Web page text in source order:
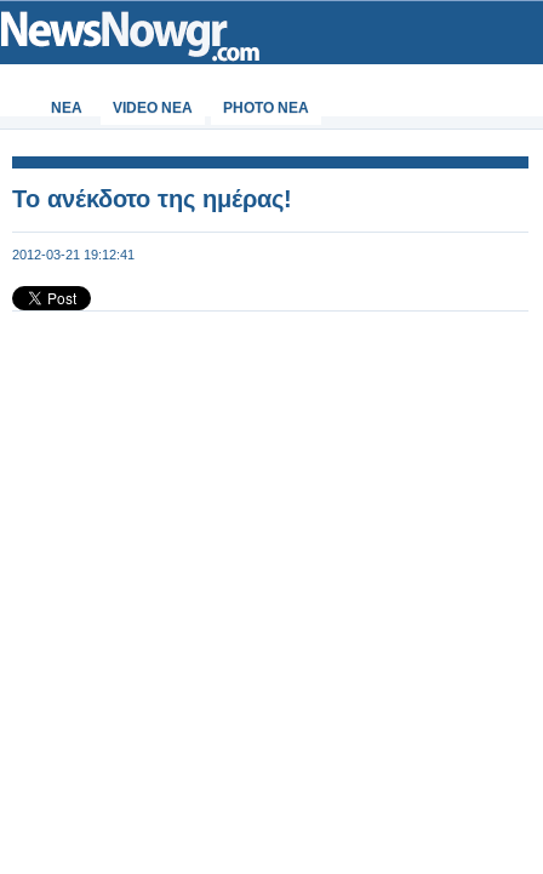
ΝΕΑ VIDEO NEA PHOTO NEA
Το ανέκδοτο της ημέρας!
2012-03-21 19:12:41